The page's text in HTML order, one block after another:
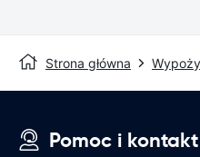
Strona główna
Pomoc i kontakt